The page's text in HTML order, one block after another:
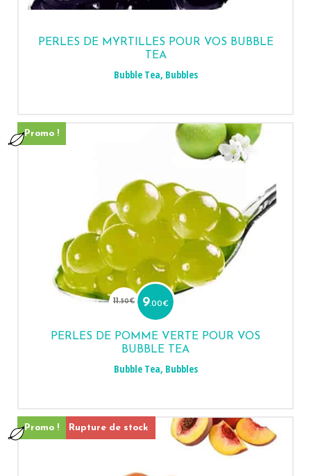
PERLES DE MYRTILLES POUR VOS BUBBLE
TEA
Bubble Tea, Bubbles
Promo !
11.50€
Le
prix
initial
11.50€.
9.00€
Le
prix
9.00€.
PERLES DE POMME VERTE POUR VOS
BUBBLE TEA
Bubble Tea, Bubbles
Rupture de stock
Promo !